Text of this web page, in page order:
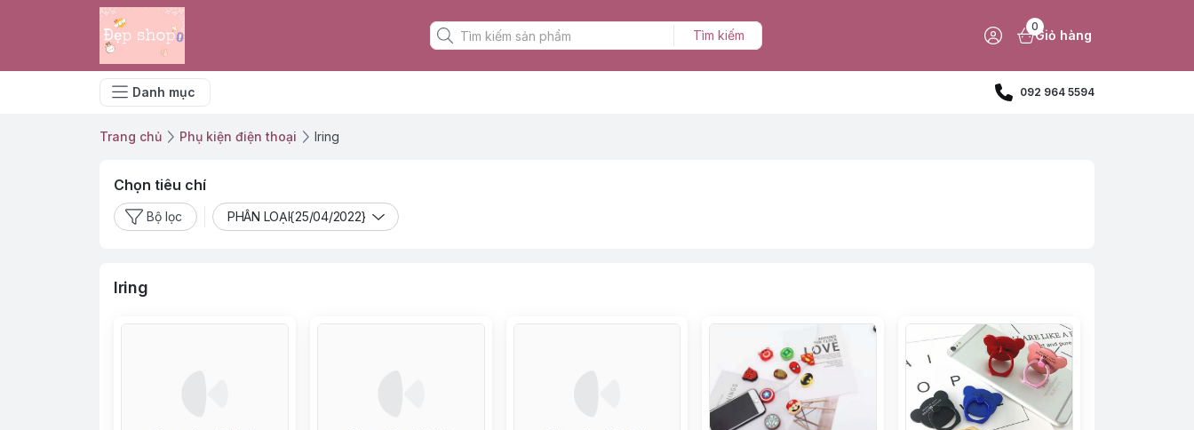
Tìm kiếm
0
Giỏ hàng
Danh mục 092 964 5594
Trang chủ Phụ kiện điện thoại Iring
Chọn tiêu chí
Bộ lọc PHÂN LOẠI{25/04/2022}
Iring